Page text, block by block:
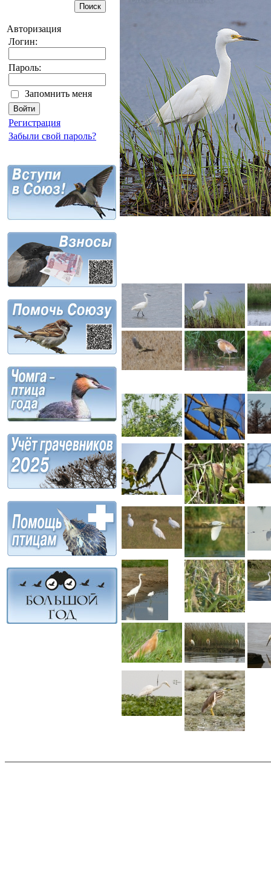
Авторизация
Логин:
Пароль:
Запомнить меня
Регистрация
Забыли свой пароль?